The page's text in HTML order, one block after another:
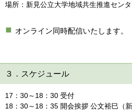
場所：新見公立大学地域共生推進セン
オンライン同時配信いたします。
３．スケジュール
17：30～18：30 受付
18：30～18：35 開会挨拶 公文裕巳（